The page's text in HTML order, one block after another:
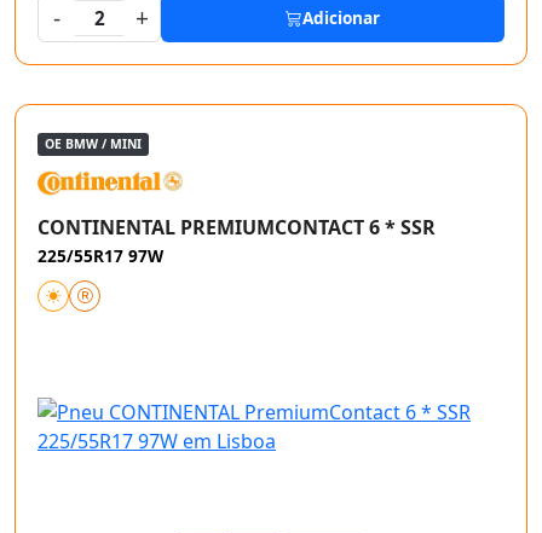
-
2 + Adicionar
OE BMW / MINI
CONTINENTAL PREMIUMCONTACT 6 * SSR
225/55R17 97W